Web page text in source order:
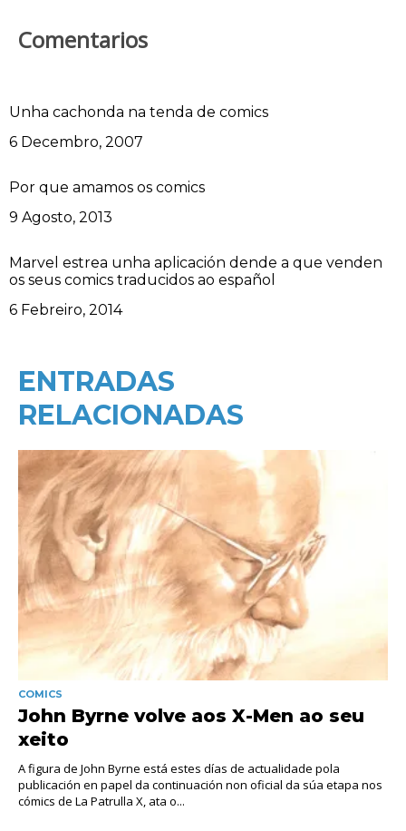
Comentarios
Unha cachonda na tenda de comics
Data
6 Decembro, 2007
Por que amamos os comics
Data
9 Agosto, 2013
Marvel estrea unha aplicación dende a que venden
os seus comics traducidos ao español
Data
6 Febreiro, 2014
ENTRADAS
RELACIONADAS
COMICS
John Byrne volve aos X-Men ao seu
xeito
A figura de John Byrne está estes días de actualidade pola
publicación en papel da continuación non oficial da súa etapa nos
cómics de La Patrulla X, ata o...